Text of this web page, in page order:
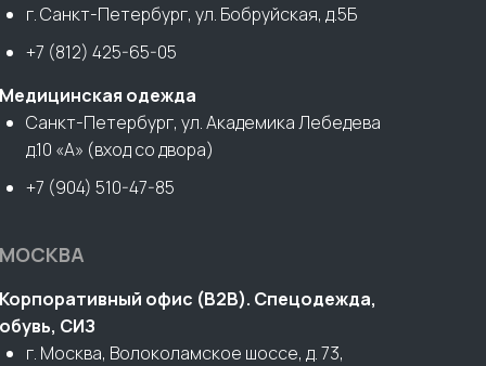
г. Санкт-Петербург, ул. Бобруйская, д.5Б
+7 (812) 425-65-05
Медицинская одежда
Санкт-Петербург, ул. Академика Лебедева
д.10 «А» (вход со двора)
+7 (904) 510-47-85
МОСКВА
Корпоративный офис (В2В). Спецодежда,
обувь, СИЗ
г. Москва, Волоколамское шоссе, д. 73,